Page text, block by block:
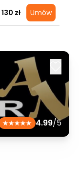
130 zł Umów
4.99/5